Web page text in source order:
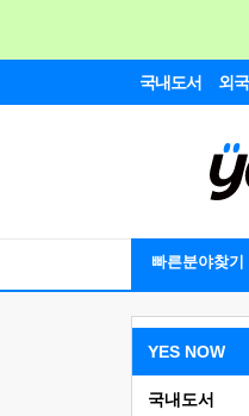
국내도서 외
빠른분야찾기
YES NOW
국내도서